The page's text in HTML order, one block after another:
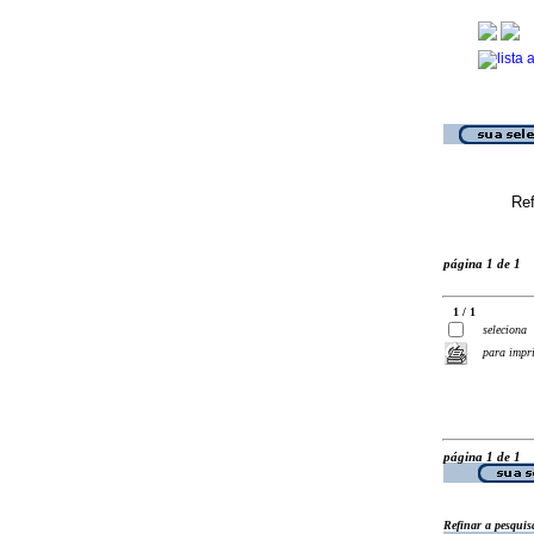
página 1 de 1
1 / 1
seleciona
para
página 1 de 1
Refinar a